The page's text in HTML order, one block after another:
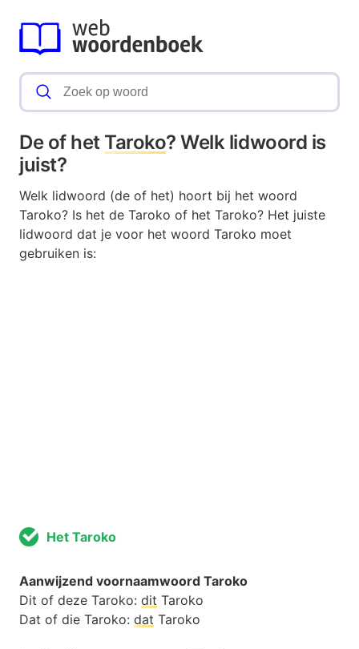
De of het Taroko? Welk lidwoord is
juist?
Welk lidwoord (de of het) hoort bij het woord
Taroko? Is het de Taroko of het Taroko? Het juiste
lidwoord dat je voor het woord Taroko moet
gebruiken is:
Het Taroko
Aanwijzend voornaamwoord Taroko
Dit of deze Taroko: dit Taroko
Dat of die Taroko: dat Taroko